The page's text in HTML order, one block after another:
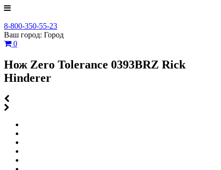
8-800-350-55-23
Ваш город: Город
0
Нож Zero Tolerance 0393BRZ Rick
Hinderer